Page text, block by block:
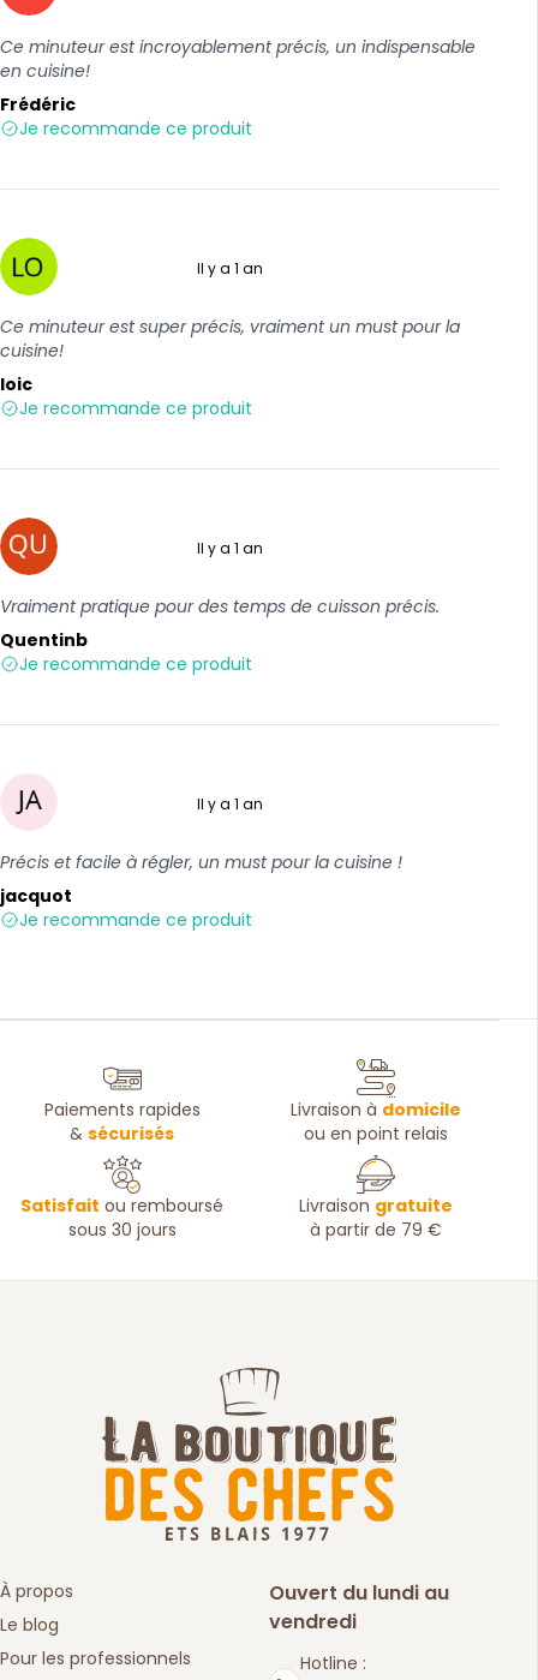
Ce minuteur est incroyablement précis, un indispensable
en cuisine!
Frédéric
Je recommande ce produit
Il y a 1 an
Ce minuteur est super précis, vraiment un must pour la
cuisine!
loic
Je recommande ce produit
Il y a 1 an
Vraiment pratique pour des temps de cuisson précis.
Quentinb
Je recommande ce produit
Il y a 1 an
Précis et facile à régler, un must pour la cuisine !
jacquot
Je recommande ce produit
Paiements rapides
&sécurisés
Livraison à domicile
ou en point relais
Satisfait ou remboursé
sous 30 jours
Livraison gratuite
à partir de 79 €
À propos
Le blog
Pour les professionnels
Ouvert du lundi au
vendredi
Hotline :